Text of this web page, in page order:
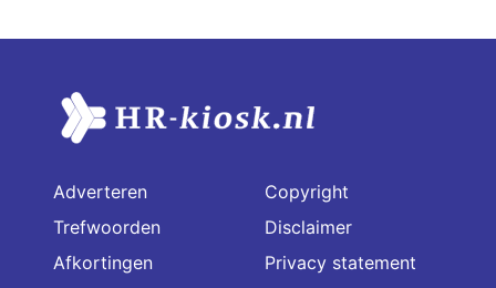
Adverteren
Trefwoorden
Afkortingen
Copyright
Disclaimer
Privacy statement